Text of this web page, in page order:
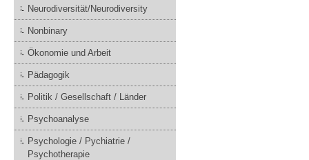
Neurodiversität/Neurodiversity
Nonbinary
Ökonomie und Arbeit
Pädagogik
Politik / Gesellschaft / Länder
Psychoanalyse
Psychologie / Pychiatrie /
Psychotherapie